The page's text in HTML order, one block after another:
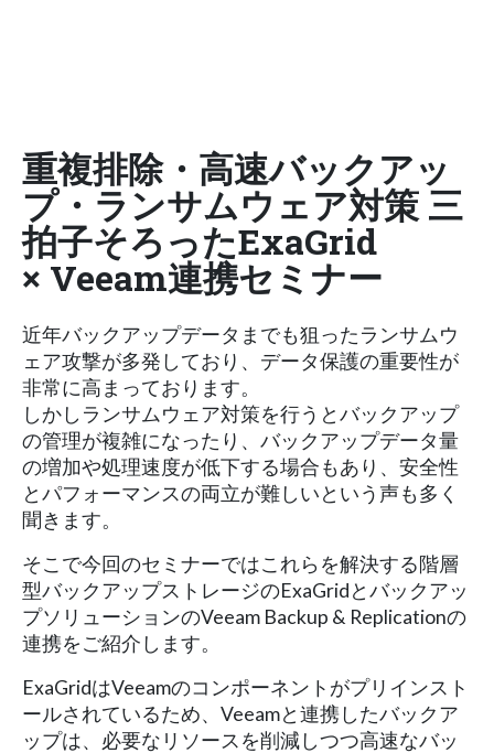
重複排除・高速バックアッ
プ・ランサムウェア対策 三
拍子そろったExaGrid
× Veeam連携セミナー
近年バックアップデータまでも狙ったランサムウ
ェア攻撃が多発しており、データ保護の重要性が
非常に高まっております。
しかしランサムウェア対策を行うとバックアップ
の管理が複雑になったり、バックアップデータ量
の増加や処理速度が低下する場合もあり、安全性
とパフォーマンスの両立が難しいという声も多く
聞きます。
そこで今回のセミナーではこれらを解決する階層
型バックアップストレージのExaGridとバックアッ
プソリューションのVeeam Backup & Replicationの
連携をご紹介します。
ExaGridはVeeamのコンポーネントがプリインスト
ールされているため、Veeamと連携したバックア
ップは、必要なリソースを削減しつつ高速なバッ